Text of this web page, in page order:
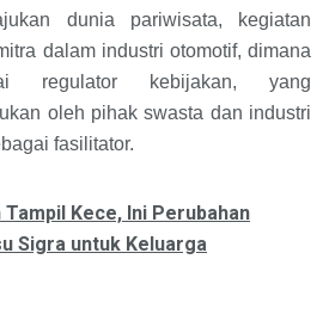
dunia pariwisata, kegiatan
dalam industri otomotif, dimana
regulator kebijakan, yang
oleh pihak swasta dan industri
fasilitator.
Tampil Kece, Ini Perubahan
Sigra untuk Keluarga